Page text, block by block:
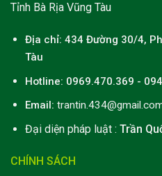
Tỉnh Bà Rịa Vũng Tàu
Địa chỉ: 434 Đường 30/4,
Tàu
Hotline: 0969.470.369 -
Email:
Đại diện pháp luật : Trần
CHÍNH SÁCH